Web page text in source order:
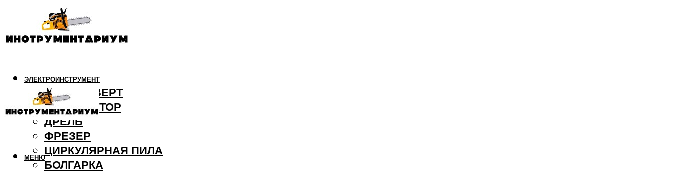
ЭЛЕКТРОИНСТРУМЕНТ
ШУРУПОВЕРТ
ПЕРФОРАТОР
ДРЕЛЬ
ФРЕЗЕР
ЦИРКУЛЯРНАЯ ПИЛА
БОЛГАРКА
МЕНЮ